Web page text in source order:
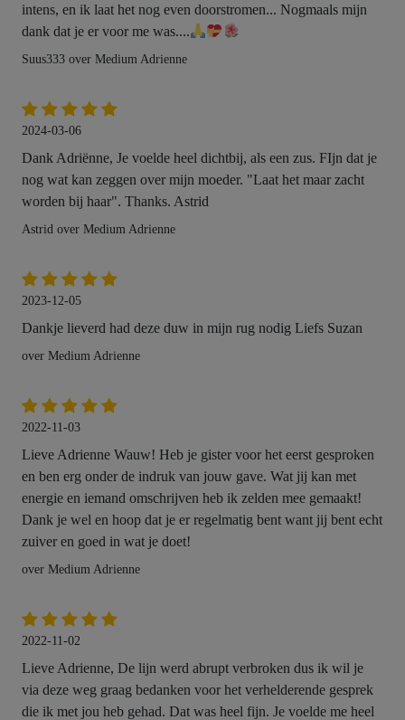
intens, en ik laat het nog even doorstromen... Nogmaals mijn
dank dat je er voor me was....
Suus333 over Medium Adrienne
2024-03-06
Dank Adriënne, Je voelde heel dichtbij, als een zus. FIjn dat je
nog wat kan zeggen over mijn moeder. "Laat het maar zacht
worden bij haar". Thanks. Astrid
Astrid over Medium Adrienne
2023-12-05
Dankje lieverd had deze duw in mijn rug nodig Liefs Suzan
over Medium Adrienne
2022-11-03
Lieve Adrienne Wauw! Heb je gister voor het eerst gesproken
en ben erg onder de indruk van jouw gave. Wat jij kan met
energie en iemand omschrijven heb ik zelden mee gemaakt!
Dank je wel en hoop dat je er regelmatig bent want jij bent echt
zuiver en goed in wat je doet!
over Medium Adrienne
2022-11-02
Lieve Adrienne, De lijn werd abrupt verbroken dus ik wil je
via deze weg graag bedanken voor het verhelderende gesprek
die ik met jou heb gehad. Dat was heel fijn. Je voelde me heel